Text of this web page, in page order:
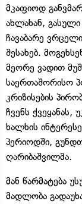
მკაფიოდ
ახლახან,
ჩავაბარე ვრცელი
შესახებ.
მეორე ვადით
საერთაშორისო
კრიზისების
ჩვენს ქვეყანას,
ხალხის
პერიოდში,
ღარიბაშვილმა.
მან წარმატება
მადლობა